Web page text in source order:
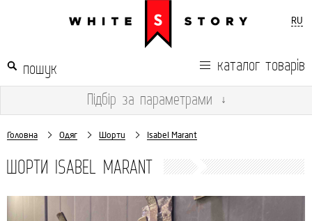
RU
каталог товарів
Підбір за параметрами ↓
Головна Одяг Шорти Isabel Marant
ШОРТИ ISABEL MARANT